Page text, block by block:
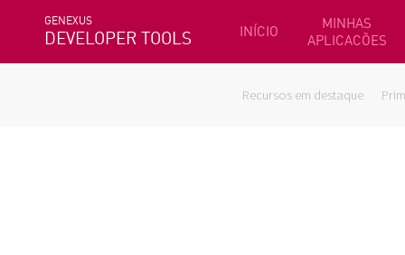
GENEXUS
DEVELOPER TOOLS INÍCIO
MINHAS
APLICACÕES
Recursos em destaque